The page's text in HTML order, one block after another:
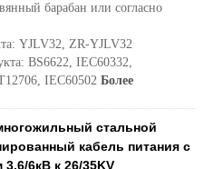
барабан или согласно
YJLV32, ZR-YJLV32
BS6622, IEC60332,
IEC60502 Более
стальной
кабель питания с
6кВ к 26/35KV